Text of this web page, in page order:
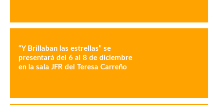
“Y Brillaban las estrellas” se
presentará del 6 al 8 de diciembre
en la sala JFR del Teresa Carreño